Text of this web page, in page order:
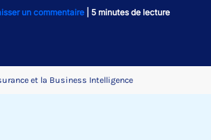
un commentaire 5 minutes de lecture
et la Business Intelligence